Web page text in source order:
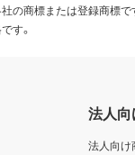
の商標または登録商標で
す。
法人
法人向け